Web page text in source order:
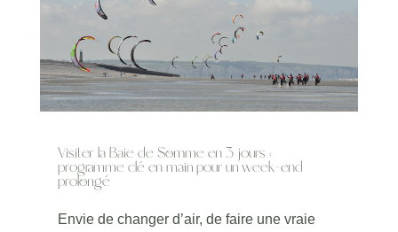
Visiter la Baie de Somme en 3 jours :
programme clé en main pour un week-end
prolongé
Envie de changer d’air, de faire une vraie